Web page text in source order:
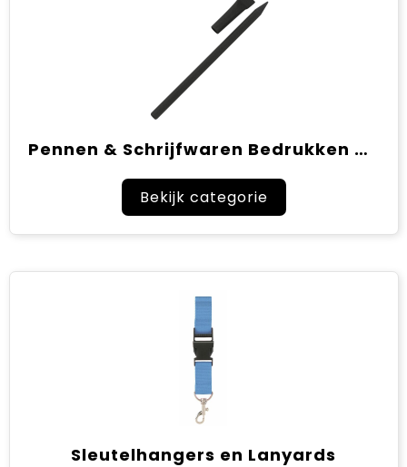
Pennen & Schrijfwaren Bedrukken met Logo
Bekijk categorie
Sleutelhangers en Lanyards